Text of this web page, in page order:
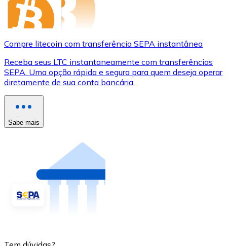
Compre litecoin com transferência SEPA instantânea
Receba seus LTC instantaneamente com transferências
SEPA. Uma opção rápida e segura para quem deseja operar
diretamente de sua conta bancária.
Sabe mais